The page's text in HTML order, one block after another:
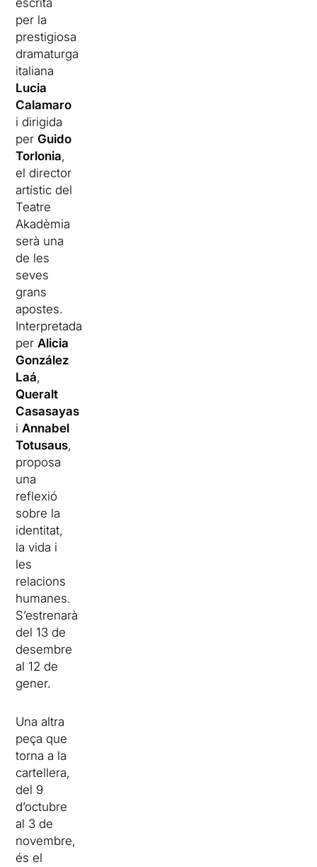
escrita
per la
prestigiosa
dramaturga
italiana
Lucia
Calamaro
i dirigida
perGuido
Torlonia,
el director
artístic del
Teatre
Akadèmia
serà una
de les
seves
grans
apostes.
Interpretada
perAlicia
González
Laá,
Queralt
Casasayas
iAnnabel
Totusaus,
proposa
una
reflexió
sobre la
identitat,
la vida i
les
relacions
humanes.
S’estrenarà
del 13 de
desembre
al 12 de
gener.
Una altra
peça que
torna a la
cartellera,
del 9
d’octubre
al 3 de
novembre,
és el